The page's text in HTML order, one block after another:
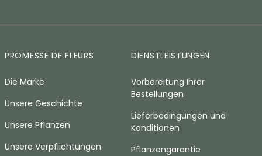
PROMESSE DE FLEURS
Die Marke
Unsere Geschichte
Unsere Pflanzen
Unsere Verpflichtungen
DIENSTLEISTUNGEN
Vorbereitung Ihrer
Bestellungen
Lieferbedingungen und
Konditionen
Pflanzengarantie